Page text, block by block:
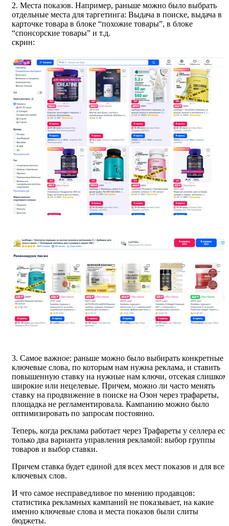
2. Места показов. Например, раньше можно было выбрать
отдельные места для таргетинга: Выдача в поиске, выдача в
карточке товара в блоке “похожие товары”, в блоке
“спонсорские товары” и т.д.
скрин:
3. Самое важное: раньше можно было выбирать конкретные
ключевые слова, по которым нам нужна реклама, и ставить
повышенную ставку на нужные нам ключи, отсекая слишком
широкие или нецелевые. Причем, можно ли часто менять
ставку на продвижение в поиске на Озон через трафареты,
площадка не регламентировала. Кампанию можно было
оптимизировать по запросам постоянно.
Теперь, когда реклама работает через Трафареты у селлера
только два варианта управления рекламой: выбор группы
товаров и выбор ставки.
Причем ставка будет единой для всех мест показов и для всех
ключевых слов.
И что самое несправедливое по мнению продавцов:
статистика рекламных кампаний не показывает, на какие
именно ключевые слова и места показов были слиты
бюджеты.